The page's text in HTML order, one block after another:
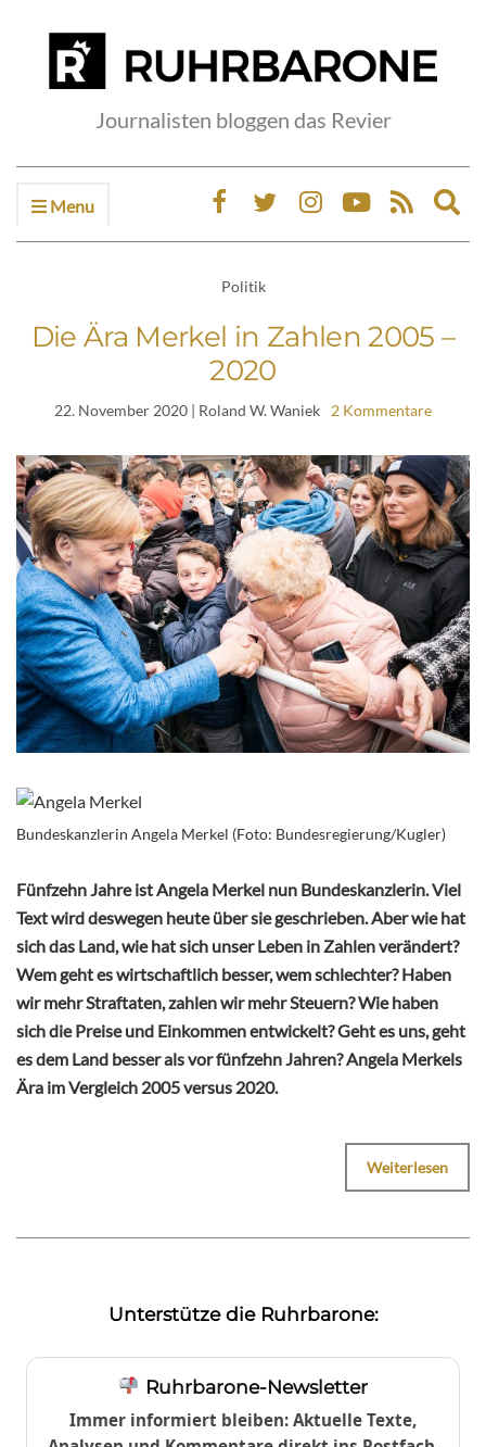
Journalisten bloggen das Revier
Menu
Politik
Die Ära Merkel in Zahlen 2005 –
2020
22. November 2020 | Roland W. Waniek 2 Kommentare
Bundeskanzlerin Angela Merkel (Foto: Bundesregierung/Kugler)
Fünfzehn Jahre ist Angela Merkel nun Bundeskanzlerin. Viel
Text wird deswegen heute über sie geschrieben. Aber wie hat
sich das Land, wie hat sich unser Leben in Zahlen verändert?
Wem geht es wirtschaftlich besser, wem schlechter? Haben
wir mehr Straftaten, zahlen wir mehr Steuern? Wie haben
sich die Preise und Einkommen entwickelt? Geht es uns, geht
es dem Land besser als vor fünfzehn Jahren? Angela Merkels
Ära im Vergleich 2005 versus 2020.
Weiterlesen
Unterstütze die Ruhrbarone:
Ruhrbarone-Newsletter
Immer informiert bleiben: Aktuelle Texte,